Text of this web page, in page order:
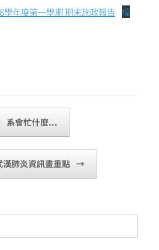
年度第一學期 期末施政報告 檔
系會忙什麼...
漢肺炎資訊畫重點 →